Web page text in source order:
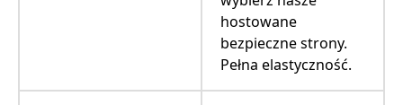
hostowane
bezpieczne strony.
Pełna elastyczność.